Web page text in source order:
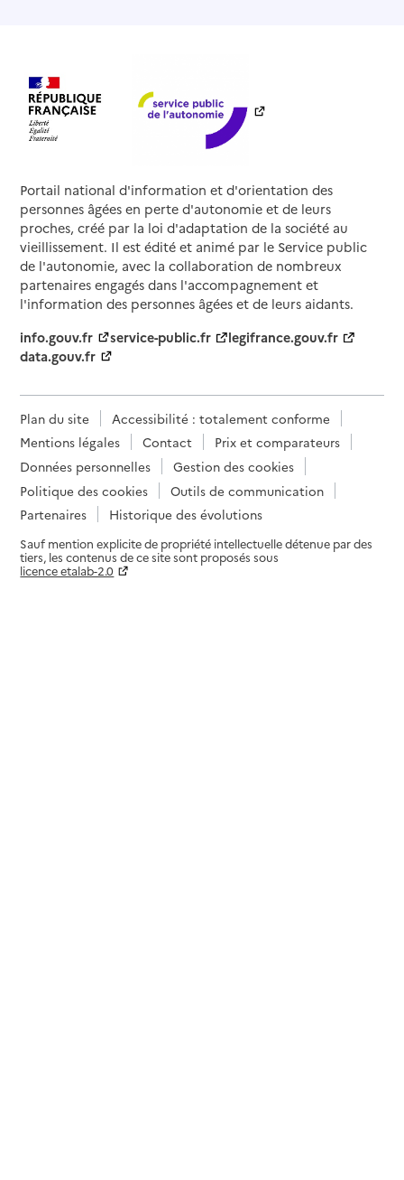
Portail national d'information et d'orientation des
personnes âgées en perte d'autonomie et de leurs
proches, créé par la loi d'adaptation de la société au
vieillissement. Il est édité et animé par le Service public
de l'autonomie, avec la collaboration de nombreux
partenaires engagés dans l'accompagnement et
l'information des personnes âgées et de leurs aidants.
info.gouv.fr
service-public.fr
legifrance.gouv.fr
data.gouv.fr
Plan du site
Accessibilité : totalement conforme
Mentions légales
Contact
Prix et comparateurs
Données personnelles
Gestion des cookies
Politique des cookies
Outils de communication
Partenaires
Historique des évolutions
Sauf mention explicite de propriété intellectuelle détenue par des
tiers, les contenus de ce site sont proposés sous
licence etalab-2.0